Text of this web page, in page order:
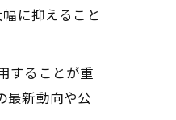
に抑えること
することが重
最新動向や公